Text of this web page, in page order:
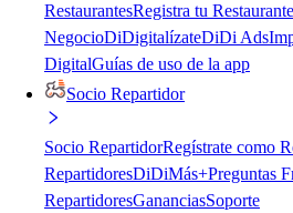
RestaurantesRegistra tu Restaurante
NegocioDiDigitalízateDiDi Ads
DigitalGuías de uso de la app
Socio Repartidor
Socio RepartidorRegístrate como
RepartidoresDiDiMás+Preguntas
RepartidoresGananciasSoporte